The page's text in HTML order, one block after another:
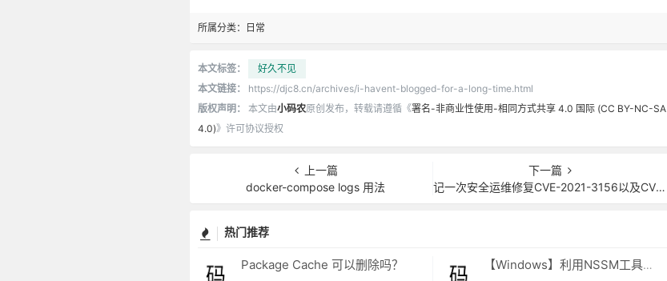
所属分类： 日常
本文标签：
好久不见
本文链接：
https://djc8.cn/archives/i-havent-blogged-for-a-long-time.html
版权声明：
本文由小码农原创发布，转载请遵循《署名-非商业性使用-相同方式共享 4.0 国际 (CC BY-NC-SA
4.0)》许可协议授权
上一篇
docker-compose logs 用法
下一篇
记一次安全运维修复CVE-2021-3156以及CVE-2020-1971漏洞
热门推荐
Package Cache 可以删除吗？ 【Windows】利用NSSM工具让BAT脚本变成后台服务